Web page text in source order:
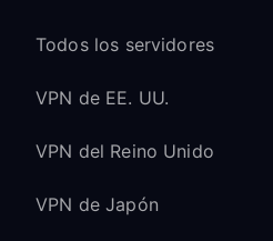
Todos los servidores
VPN de EE. UU.
VPN del Reino Unido
VPN de Japón